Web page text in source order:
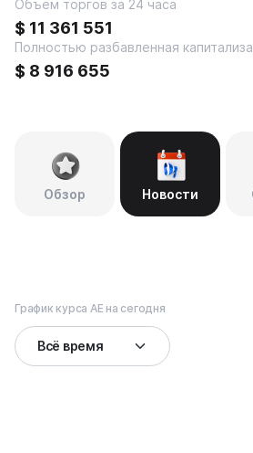
Объем торгов за 24 часа
$ 11 361 551
Полностью разбавленная
$ 8 916 655
Обзор Новости
График курса AE на сегодня